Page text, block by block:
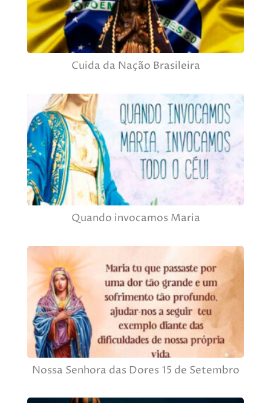
Cuida da Nação Brasileira
Quando invocamos Maria
Nossa Senhora das Dores 15 de Setembro